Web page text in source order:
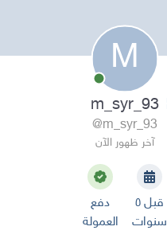
M
m_syr_93
@m_syr_93
آخر ظهور الآن
قبل ٥
سنوات
دفع
العمولة